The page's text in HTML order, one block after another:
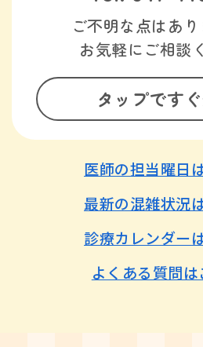
ご不明な点はあ
お気軽にご相談
タップです
医師の担当曜日
最新の混雑状況
診療カレンダー
よくある質問は